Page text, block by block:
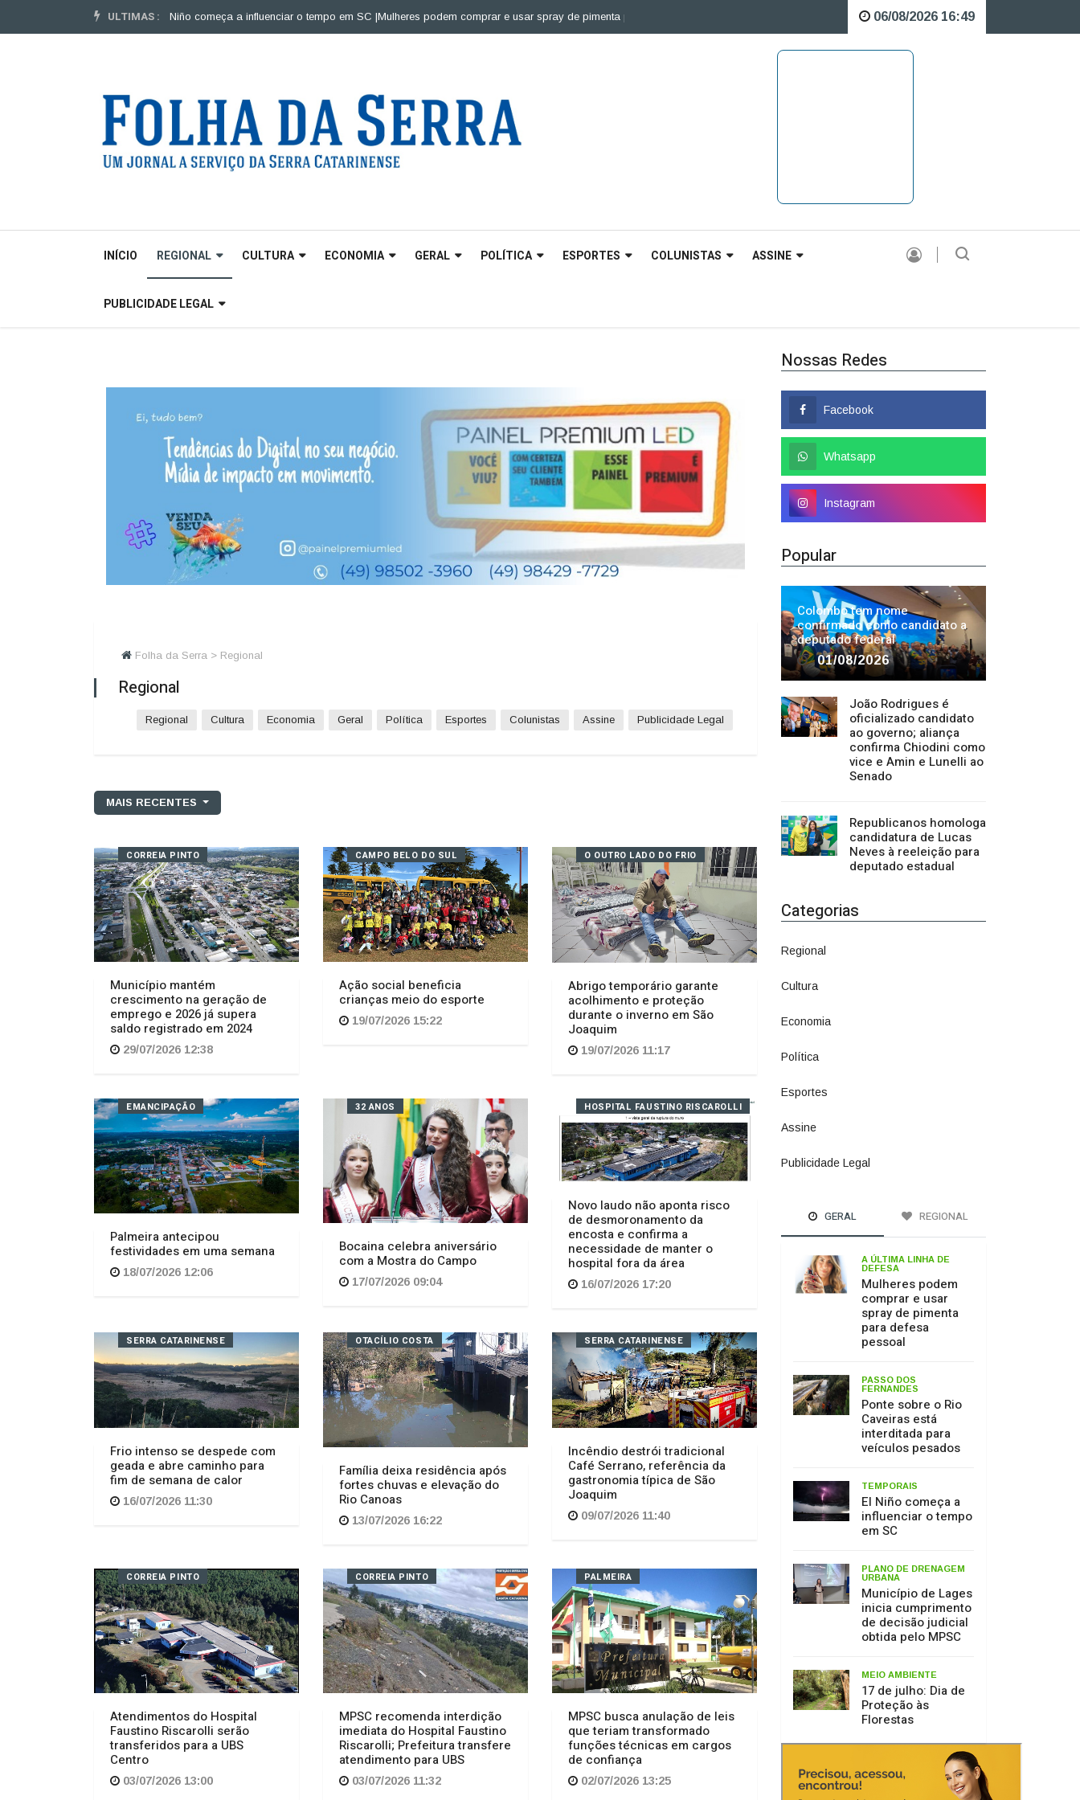
ULTIMAS :
para veículos pesados |El Niño começa a influenciar o tempo em SC | Mulheres podem comprar e usar spray de pimenta para defesa pessoal | Ponte sobre o Rio Caveiras está interditada para veículos pesados |
06/08/2026 16:49
INÍCIO REGIONAL CULTURA ECONOMIA GERAL POLÍTICA ESPORTES COLUNISTAS ASSINE
PUBLICIDADE LEGAL
Folha da Serra > Regional
Regional
Regional Cultura Economia Geral Política Esportes Colunistas Assine Publicidade Legal
MAIS RECENTES
CORREIA PINTO
Município mantém
crescimento na geração de
emprego e 2026 já supera
saldo registrado em 2024
29/07/2026 12:38
CAMPO BELO DO SUL
Ação social beneficia
crianças meio do esporte
19/07/2026 15:22
O OUTRO LADO DO FRIO
Abrigo temporário garante
acolhimento e proteção
durante o inverno em São
Joaquim
19/07/2026 11:17
EMANCIPAÇÃO
Palmeira antecipou
festividades em uma semana
18/07/2026 12:06
32 ANOS
Bocaina celebra aniversário
com a Mostra do Campo
17/07/2026 09:04
HOSPITAL FAUSTINO RISCAROLLI
Novo laudo não aponta risco
de desmoronamento da
encosta e confirma a
necessidade de manter o
hospital fora da área
16/07/2026 17:20
SERRA CATARINENSE
Frio intenso se despede com
geada e abre caminho para
fim de semana de calor
16/07/2026 11:30
OTACÍLIO COSTA
Família deixa residência após
fortes chuvas e elevação do
Rio Canoas
13/07/2026 16:22
SERRA CATARINENSE
Incêndio destrói tradicional
Café Serrano, referência da
gastronomia típica de São
Joaquim
09/07/2026 11:40
CORREIA PINTO
Atendimentos do Hospital
Faustino Riscarolli serão
transferidos para a UBS
Centro
03/07/2026 13:00
CORREIA PINTO
MPSC recomenda interdição
imediata do Hospital Faustino
Riscarolli; Prefeitura transfere
atendimento para UBS
03/07/2026 11:32
PALMEIRA
MPSC busca anulação de leis
que teriam transformado
funções técnicas em cargos
de confiança
02/07/2026 13:25
Nossas Redes
Facebook
Whatsapp
Instagram
Popular
Colombo tem nome
confirmado como candidato a
deputado federal
01/08/2026
João Rodrigues é
oficializado candidato
ao governo; aliança
confirma Chiodini como
vice e Amin e Lunelli ao
Senado
Republicanos homologa
candidatura de Lucas
Neves à reeleição para
deputado estadual
Categorias
Regional
Cultura
Economia
Política
Esportes
Assine
Publicidade Legal
GERAL REGIONAL
A ÚLTIMA LINHA DE
DEFESA
Mulheres podem
comprar e usar
spray de pimenta
para defesa
pessoal
PASSO DOS
FERNANDES
Ponte sobre o Rio
Caveiras está
interditada para
veículos pesados
TEMPORAIS
El Niño começa a
influenciar o tempo
em SC
PLANO DE DRENAGEM
URBANA
Município de Lages
inicia cumprimento
de decisão judicial
obtida pelo MPSC
MEIO AMBIENTE
17 de julho: Dia de
Proteção às
Florestas